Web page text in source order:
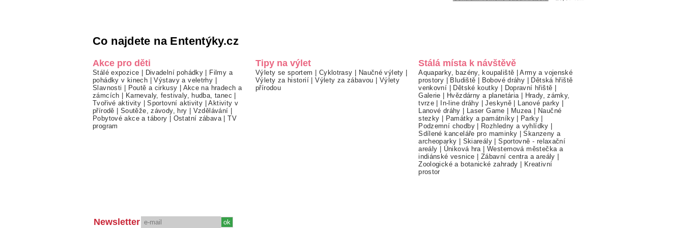
Co najdete na Ententýky.cz
Akce pro děti
Stálé expozice | Divadelní pohádky | Filmy a
pohádky v kinech |Výstavy a veletrhy |
Slavnosti | Poutě a cirkusy | Akce na hradech a
zámcích | Karnevaly, festivaly, hudba, tanec |
Tvořivé aktivity |Sportovní aktivity |Aktivity v
přírodě | Soutěže, závody, hry | Vzdělávání |
Pobytové akce a tábory | Ostatní zábava |TV
program
Tipy na výlet
Výlety se sportem | Cyklotrasy | Naučné výlety |
Výlety za historií |Výlety za zábavou | Výlety
přírodou
Stálá místa k návštěvě
Aquaparky, bazény, koupaliště |Army a vojenské
prostory | Bludiště | Bobové dráhy | Dětská hřiště
venkovní | Dětské koutky | Dopravní hřiště |
Galerie | Hvězdárny a planetária | Hrady, zámky,
tvrze | In-line dráhy |Jeskyně | Lanové parky |
Lanové dráhy | Laser Game | Muzea | Naučné
stezky | Památky a památníky| Parky |
Podzemní chodby| Rozhledny a vyhlídky |
Sdílené kanceláře pro maminky |Skanzeny a
archeoparky | Skiareály |Sportovně - relaxační
areály | Úniková hra |Westernová městečka a
indiánské vesnice | Zábavní centra a areály |
Zoologické a botanické zahrady | Kreativní
prostor
Newsletter